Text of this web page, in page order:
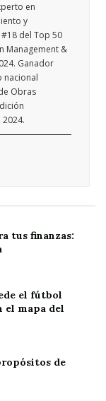
en
y
del Top 50
Management &
Ganador
nacional
Obras
tus finanzas:
el fútbol
el mapa del
de